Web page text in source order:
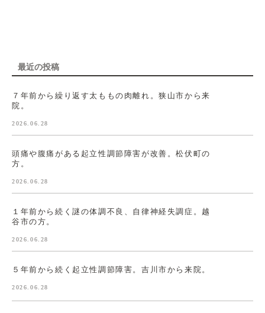
最近の投稿
７年前から繰り返す太ももの肉離れ。狭山市から来
院。
2026.06.28
頭痛や腹痛がある起立性調節障害が改善。松伏町の
方。
2026.06.28
１年前から続く謎の体調不良、自律神経失調症。越
谷市の方。
2026.06.28
５年前から続く起立性調節障害。吉川市から来院。
2026.06.28